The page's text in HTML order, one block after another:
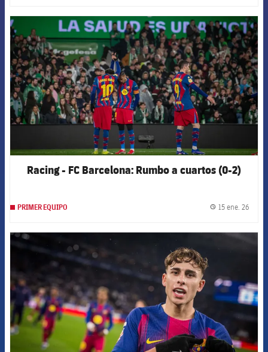
FCB Barcelona badge
Racing - FC Barcelona: Rumbo a cuartos (0-2)
PRIMER EQUIPO 15 ene. 26
FCB Barcelona badge